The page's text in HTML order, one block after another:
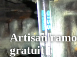
Artisan
gratuit